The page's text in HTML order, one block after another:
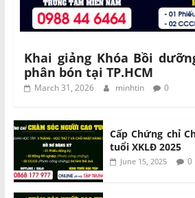
Khai giảng Khóa Bồi
phân bón tại TP.HCM
March 31, 2026 minhtin 0
Cấp Chứng chỉ
tuổi XKLĐ 2025
June 15, 2025 0